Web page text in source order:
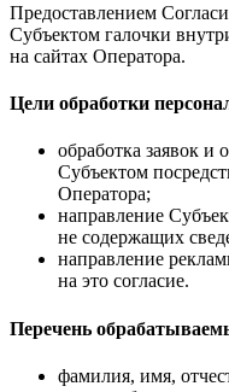
Предоставлением
Субъектом галочки
на сайтах Оператора.
Цели обработки
обработка заявок
Субъектом
Оператора;
направление
не содержащих
направление
на это согласие.
Перечень
фамилия, имя,